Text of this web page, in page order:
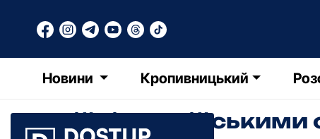
Новини Кропивницький
У війні з